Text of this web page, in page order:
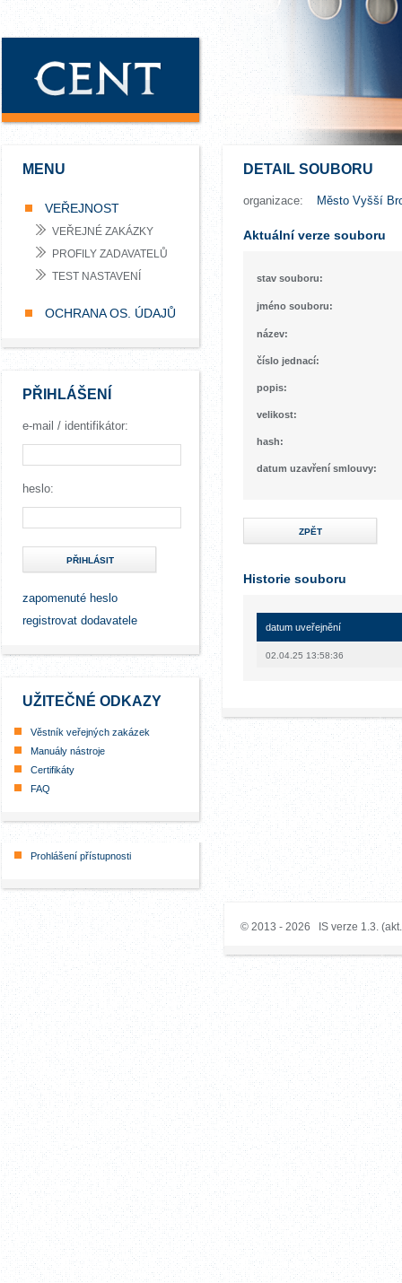
MENU
VEŘEJNOST
VEŘEJNÉ ZAKÁZKY
PROFILY ZADAVATELŮ
TEST NASTAVENÍ
OCHRANA OS. ÚDAJŮ
PŘIHLÁŠENÍ
e-mail / identifikátor:
heslo:
PŘIHLÁSIT
zapomenuté heslo
registrovat dodavatele
UŽITEČNÉ ODKAZY
Věstník veřejných zakázek
Manuály nástroje
Certifikáty
FAQ
Prohlášení přístupnosti
DETAIL SOUBORU
organizace: Město Vyšší
Aktuální verze souboru
stav souboru:
jméno souboru:
název:
číslo jednací:
popis:
velikost:
hash:
datum uzavření smlouvy:
ZPĚT
Historie souboru
datum uveřejnění
02.04.25 13:58:36
© 2013 - 2026 IS verze 1.3.